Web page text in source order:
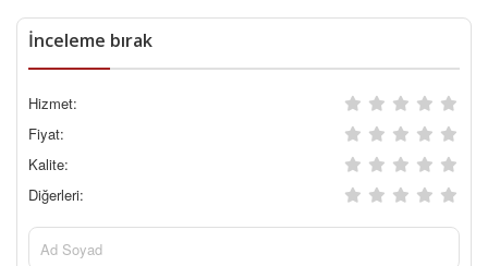
İnceleme bırak
Hizmet:
Fiyat:
Kalite:
Diğerleri: